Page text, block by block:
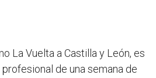
La Vuelta a Castilla y León, es
de una semana de